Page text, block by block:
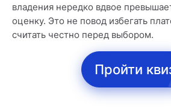
владения нередко вдвое
оценку. Это не повод избегать
считать честно перед выбором.
Пройти